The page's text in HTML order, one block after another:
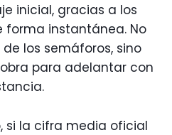
inicial, gracias a los
forma instantánea. No
los semáforos, sino
para adelantar con
si la cifra media oficial